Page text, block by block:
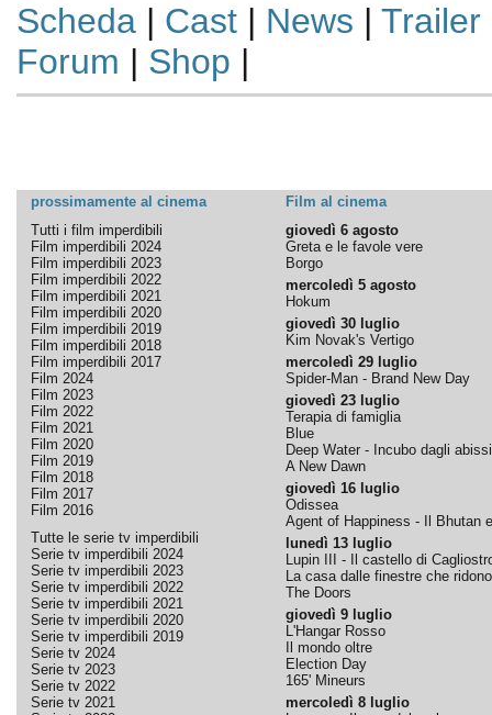
Scheda| Cast| News | Trailer
Forum | Shop |
prossimamente al cinema
Film al cinema
Tutti i film imperdibili
Film imperdibili 2024
Film imperdibili 2023
Film imperdibili 2022
Film imperdibili 2021
Film imperdibili 2020
Film imperdibili 2019
Film imperdibili 2018
Film imperdibili 2017
Film 2024
Film 2023
Film 2022
Film 2021
Film 2020
Film 2019
Film 2018
Film 2017
Film 2016
Tutte le serie tv imperdibili
Serie tv imperdibili 2024
Serie tv imperdibili 2023
Serie tv imperdibili 2022
Serie tv imperdibili 2021
Serie tv imperdibili 2020
Serie tv imperdibili 2019
Serie tv 2024
Serie tv 2023
Serie tv 2022
Serie tv 2021
giovedì 6 agosto
Greta e le favole vere
Borgo
mercoledì 5 agosto
Hokum
giovedì 30 luglio
Kim Novak's Vertigo
mercoledì 29 luglio
Spider-Man - Brand New Day
giovedì 23 luglio
Terapia di famiglia
Blue
Deep Water - Incubo dagli abissi
A New Dawn
giovedì 16 luglio
Odissea
Agent of Happiness - Il Bhutan
lunedì 13 luglio
Lupin III - Il castello di
La casa dalle finestre che ridono
The Doors
giovedì 9 luglio
L'Hangar Rosso
Il mondo oltre
Election Day
165' Mineurs
mercoledì 8 luglio